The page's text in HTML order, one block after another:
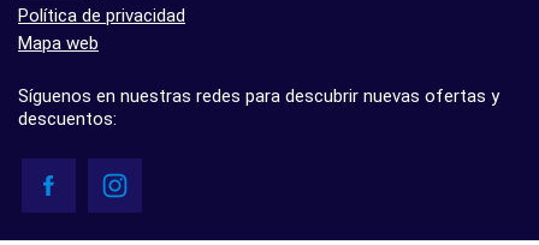
Política de privacidad
Mapa web
Síguenos en nuestras redes para descubrir nuevas ofertas y
descuentos: